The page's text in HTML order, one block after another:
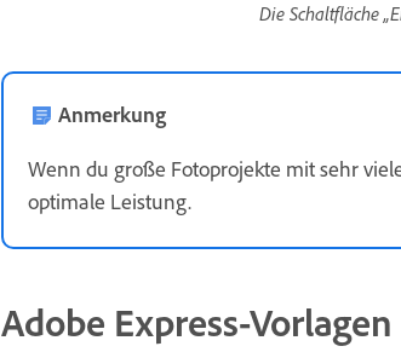
Die Schaltfläche
Anmerkung
Wenn du große Fotoprojekte mit sehr
optimale Leistung.
Adobe Express-Vorlagen